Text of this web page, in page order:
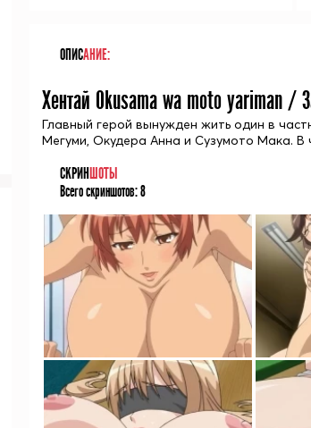
ОПИСАНИЕ:
Хентай Okusama wa moto yariman
Главный герой вынужден жить один в
Мегуми, Окудера Анна и Сузумото Мака. В
СКРИНШОТЫ
Всего скриншотов:8